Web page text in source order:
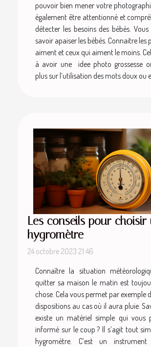
pouvoir bien mener votre
également être attentionné et
détecter les besoins des bébés.
savoir apaiser les bébés. Connaitre les
aiment et ceux qui aiment le moins.
à avoir une idee photo grossesse
plus sur l’utilisation des mots doux ou
Les conseils pour choisir
hygromètre
24 octobre 2023 21:46
Connaître la situation
quitter sa maison le matin est
chose. Cela vous permet par exemple
dispositions au cas où il aura pluie.
existe un matériel simple qui vous
informé sur le coup ? Il s’agit tout
hygromètre. C’est un